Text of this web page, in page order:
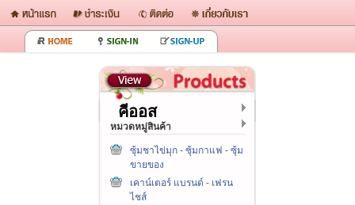
คีออส
หมวดหมู่สินค้า
ซุ้มชาไข่มุก - ซุ้มกาแฟ - ซุ้ม
ขายของ
เคาน์เตอร์ แบรนด์ - เฟรน
ไชส์